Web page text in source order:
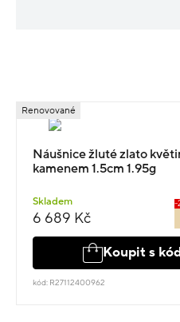
Renovované
Náušnice žluté zlato
kamenem 1.5cm 1.95g
Skladem
6 689 Kč
-
Koupit s
kód: R27112400962